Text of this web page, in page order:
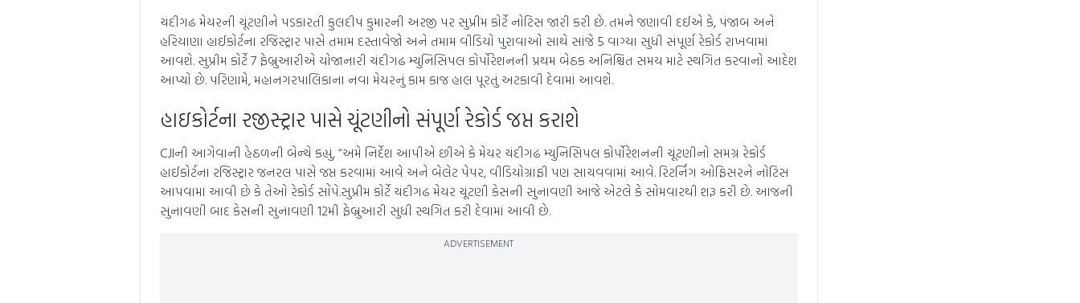
ચંદીગઢ મેયરની ચૂંટણીને પડકારતી કુલદીપ કુમારની અરજી પર સુપ્રીમ કોર્ટે નોટિસ જારી કરી છે. તમને જણાવી દઈએ કે, પંજાબ અને
હરિયાણા હાઈકોર્ટના રજિસ્ટ્રાર પાસે તમામ દસ્તાવેજો અને તમામ વીડિયો પુરાવાઓ સાથે સાંજે 5 વાગ્યા સુધી સંપૂર્ણ રેકોર્ડ રાખવામાં
આવશે. સુપ્રીમ કોર્ટે 7 ફેબ્રુઆરીએ યોજાનારી ચંદીગઢ મ્યુનિસિપલ કોર્પોરેશનની પ્રથમ બેઠક અનિશ્ચિત સમય માટે સ્થગિત કરવાનો આદેશ
આપ્યો છે. પરિણામે, મહાનગરપાલિકાના નવા મેયરનું કામ કાજ હાલ પૂરતું અટકાવી દેવામાં આવશે.
હાઇકોર્ટના રજીસ્ટ્રાર પાસે ચૂંટણીનો સંપૂર્ણ રેકોર્ડ જપ્ત કરાશે
CJIની આગેવાની હેઠળની બેન્ચે કહ્યું, “અમે નિર્દેશ આપીએ છીએ કે મેયર ચંદીગઢ મ્યુનિસિપલ કોર્પોરેશનની ચૂંટણીનો સમગ્ર રેકોર્ડ
હાઈકોર્ટના રજિસ્ટ્રાર જનરલ પાસે જપ્ત કરવામાં આવે અને બેલેટ પેપર, વીડિયોગ્રાફી પણ સાચવવામાં આવે. રિટર્નિંગ ઓફિસરને નોટિસ
આપવામાં આવી છે કે તેઓ રેકોર્ડ સોંપે.સુપ્રીમ કોર્ટે ચંદીગઢ મેયર ચૂંટણી કેસની સુનાવણી આજે એટલે કે સોમવારથી શરૂ કરી છે. આજની
સુનાવણી બાદ કેસની સુનાવણી 12મી ફેબ્રુઆરી સુધી સ્થગિત કરી દેવામાં આવી છે.
ADVERTISEMENT